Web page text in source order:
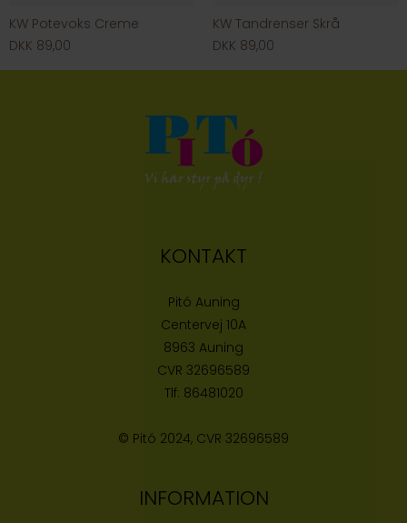
KW Potevoks Creme
DKK 89,00
KW Tandrenser Skrå
DKK 89,00
KONTAKT
Pitó Auning
Centervej 10A
8963 Auning
CVR 32696589
Tlf: 86481020
© Pitó 2024, CVR 32696589
INFORMATION